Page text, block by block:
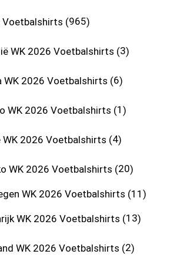
Voetbalshirts 965
WK 2026 Voetbalshirts 3
WK 2026 Voetbalshirts 6
WK 2026 Voetbalshirts 1
WK 2026 Voetbalshirts 4
WK 2026 Voetbalshirts 20
WK 2026 Voetbalshirts 11
WK 2026 Voetbalshirts 13
WK 2026 Voetbalshirts 2